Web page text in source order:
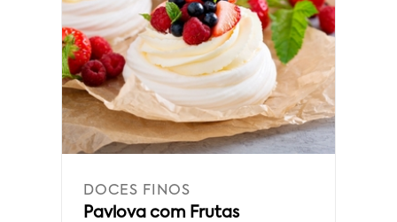
DOCES FINOS
Pavlova com Frutas